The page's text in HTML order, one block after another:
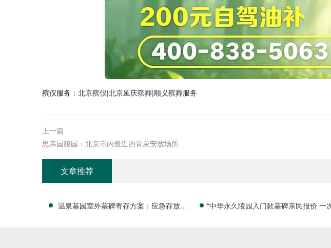
殡仪服务： 北京殡仪|北京延庆殡葬|顺义殡葬服务
上一篇
思亲园陵园：北京市内最近的骨灰安放场所
文章推荐
温泉墓园室外墓碑寄存方案：应急存放配
“中华永久陵园入门款墓碑亲民报价 一